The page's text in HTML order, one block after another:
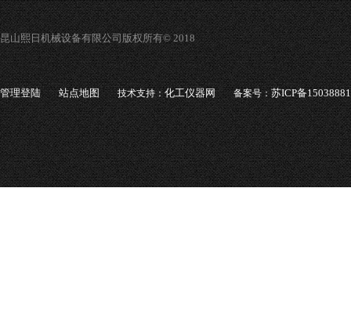
昆山熙日机械设备有限公司版权所有© 2018
管理登陆 站点地图 技术支持：化工仪器网 备案号：苏ICP备